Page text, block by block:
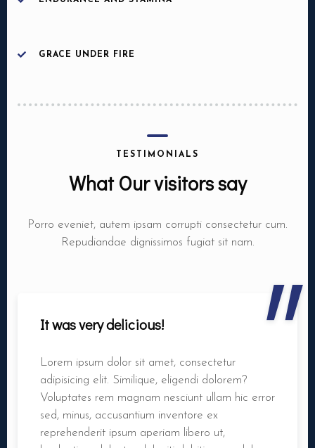
GRACE UNDER FIRE
TESTIMONIALS
What Our visitors say
Porro eveniet, autem ipsam corrupti consectetur cum.
Repudiandae dignissimos fugiat sit nam."
It was very delicious!
Lorem ipsum dolor sit amet, consectetur
adipisicing elit. Similique, eligendi dolorem?
Voluptates rem magnam nesciunt ullam hic error
sed, minus, accusantium inventore ex
reprehenderit ipsum aperiam libero ut,
Heure